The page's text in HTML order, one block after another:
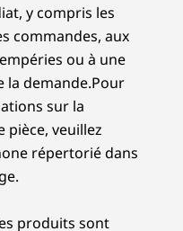
y compris les
commandes, aux
ou à une
la demande.Pour
sur la
veuillez
répertorié dans
produits sont